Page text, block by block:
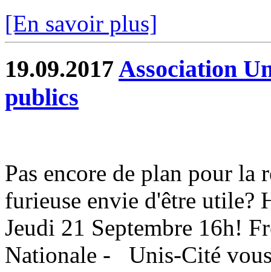
[En savoir plus]
19.09.2017 Association
publics
Pas encore de plan pour la
furieuse envie d'être utile?
Jeudi 21 Septembre 16h!
Nationale - Unis-Cité